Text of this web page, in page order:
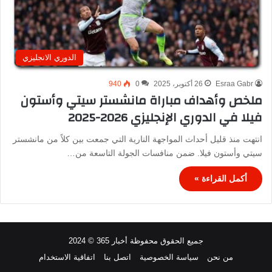
الدوري الانجليزي
Esraa Gabr 26 أكتوبر، 2025 0
940
ملخص وأهداف مباراة مانشستر سيتي وأستون
فيلا في الدوري الإنجليزي 2026-2025
انتهت منذ قليل أحداث المواجهة النارية التي جمعت بين كلاً من مانشستر
سيتي وأستون فيلا. ضمن منافسات الجولة التاسعة من…
أكمل القراءة »
جميع الحقوق محفوظة أخبار 365 © 2024
من نحن
سياسة الخصوصية اتصل بنا اتفاقية الاستخدام